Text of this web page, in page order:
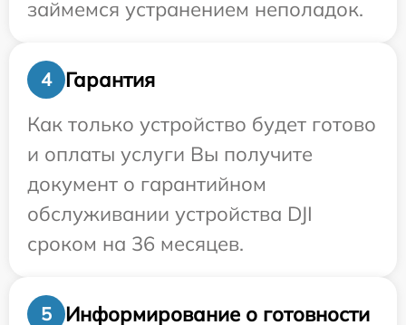
займемся устранением неполадок.
4
Гарантия
Как только устройство будет готово
и оплаты услуги Вы получите
документ о гарантийном
обслуживании устройства DJI
сроком на 36 месяцев.
5
Информирование о готовности